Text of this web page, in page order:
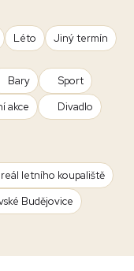
Léto Jiný termín
Bary
Sport
akce
Divadlo
letního koupaliště
Budějovice